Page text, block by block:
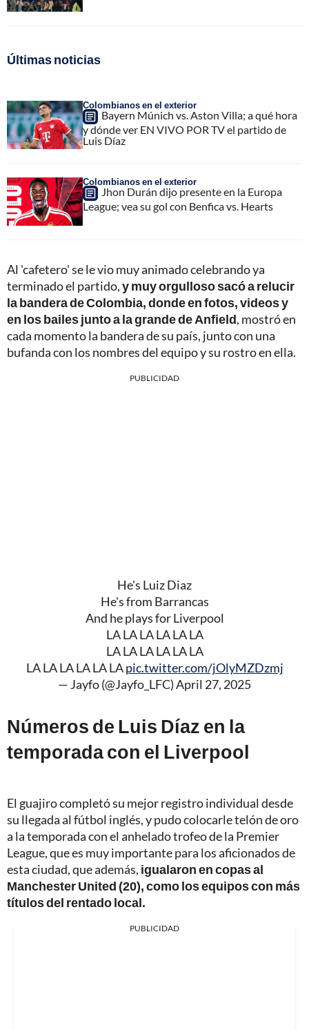
Últimas noticias
Colombianos en el exterior
Bayern Múnich vs. Aston Villa; a qué hora
y dónde ver EN VIVO POR TV el partido de
Luis Díaz
Colombianos en el exterior
Jhon Durán dijo presente en la Europa
League; vea su gol con Benfica vs. Hearts
Al 'cafetero' se le vio muy animado celebrando ya
terminado el partido,y muy orgulloso sacó a relucir
la bandera de Colombia, donde en fotos, videos y
en los bailes junto a la grande de Anfield, mostró en
cada momento la bandera de su país, junto con una
bufanda con los nombres del equipo y su rostro en ella.
PUBLICIDAD
He's Luiz Diaz
He's from Barrancas
And he plays for Liverpool
LA LA LA LA LA LA
LA LA LA LA LA LA
LA LA LA LA LA LApic.twitter.com/jOlyMZDzmj
— Jayfo (@Jayfo_LFC)April 27, 2025
Números de Luis Díaz en la
temporada con el Liverpool
El guajiro completó su mejor registro individual desde
su llegada al fútbol inglés, y pudo colocarle telón de oro
a la temporada con el anhelado trofeo de la Premier
League, que es muy importante para los aficionados de
esta ciudad, que además, igualaron en copas al
Manchester United (20), como los equipos con más
títulos del rentado local.
PUBLICIDAD